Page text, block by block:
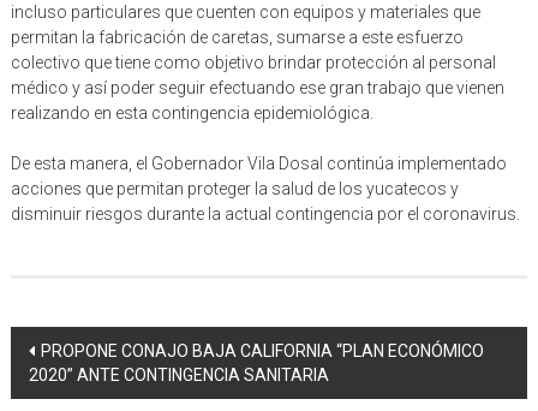
incluso particulares que cuenten con equipos y materiales que
permitan la fabricación de caretas, sumarse a este esfuerzo
colectivo que tiene como objetivo brindar protección al personal
médico y así poder seguir efectuando ese gran trabajo que vienen
realizando en esta contingencia epidemiológica.
De esta manera, el Gobernador Vila Dosal continúa implementado
acciones que permitan proteger la salud de los yucatecos y
disminuir riesgos durante la actual contingencia por el coronavirus.
Navegación
de
PROPONE CONAJO BAJA CALIFORNIA “PLAN ECONÓMICO
2020” ANTE CONTINGENCIA SANITARIA